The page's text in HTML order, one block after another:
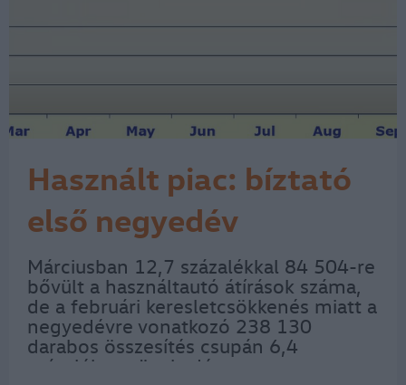
Használt piac: bíztató
első negyedév
Márciusban 12,7 százalékkal 84 504-re
bővült a használtautó átírások száma,
de a februári keresletcsökkenés miatt a
negyedévre vonatkozó 238 130
darabos összesítés csupán 6,4
százalékos növekedést mutat –